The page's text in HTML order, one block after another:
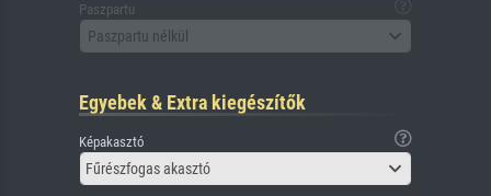
Paszpartu
Paszpartu nélkül
Egyebek & Extra kiegészítők
Képakasztó
Fűrészfogas akasztó